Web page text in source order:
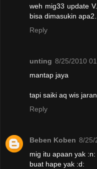
weh mig33 update
bisa dimasukin
Reply
unting 8/25/2010
mantap jaya
tapi saiki aq wis
Reply
Beben Koben 8/25/
mig itu apaan yak :n:
buat hape yak :d: